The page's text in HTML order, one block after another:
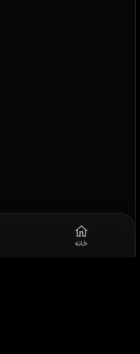
خانه